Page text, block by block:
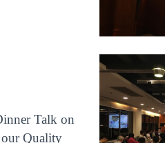
Talk on
our Quality